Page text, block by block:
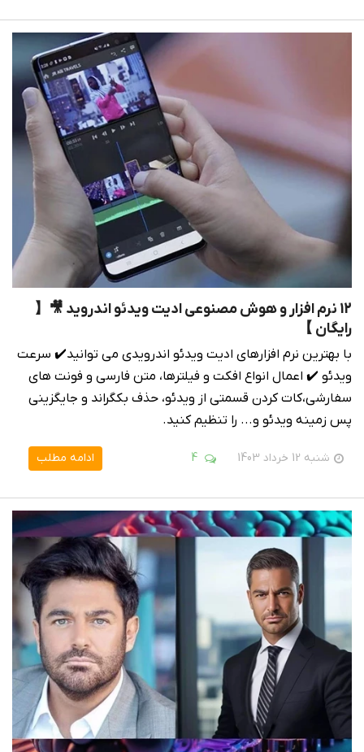
12 نرم افزار و هوش مصنوعی ادیت ویدئو اندروید 🎥【
رایگان 】
با بهترین نرم افزارهای ادیت ویدئو اندرویدی می توانید✔️ سرعت
ویدئو ✔️ اعمال انواع افکت و فیلترها، متن فارسی و فونت های
سفارشی،کات کردن قسمتی از ویدئو، حذف بکگراند و جایگزینی
پس زمینه ویدئو و... را تنظیم کنید.
شنبه 12 خرداد 1403 4 ادامه مطلب